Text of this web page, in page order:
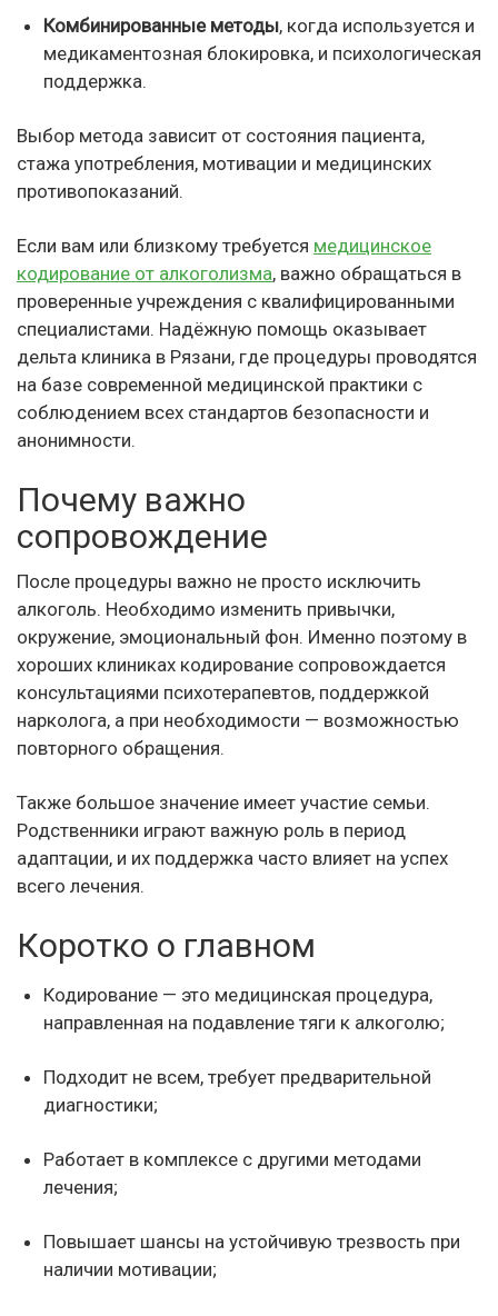
Комбинированные методы, когда используется и
медикаментозная блокировка, и психологическая
поддержка.
Выбор метода зависит от состояния пациента,
стажа употребления, мотивации и медицинских
противопоказаний.
Если вам или близкому требуется медицинское
кодирование от алкоголизма, важно обращаться в
проверенные учреждения с квалифицированными
специалистами. Надёжную помощь оказывает
дельта клиника в Рязани, где процедуры проводятся
на базе современной медицинской практики с
соблюдением всех стандартов безопасности и
анонимности.
Почему важно
сопровождение
После процедуры важно не просто исключить
алкоголь. Необходимо изменить привычки,
окружение, эмоциональный фон. Именно поэтому в
хороших клиниках кодирование сопровождается
консультациями психотерапевтов, поддержкой
нарколога, а при необходимости — возможностью
повторного обращения.
Также большое значение имеет участие семьи.
Родственники играют важную роль в период
адаптации, и их поддержка часто влияет на успех
всего лечения.
Коротко о главном
Кодирование — это медицинская процедура,
направленная на подавление тяги к алкоголю;
Подходит не всем, требует предварительной
диагностики;
Работает в комплексе с другими методами
лечения;
Повышает шансы на устойчивую трезвость при
наличии мотивации;